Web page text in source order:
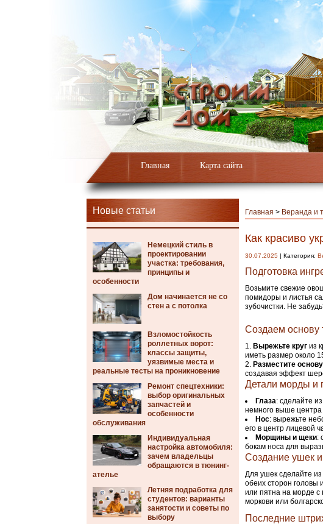
Главная Карта сайта
Новые статьи
Немецкий стиль в
проектировании
участка: требования,
принципы и
особенности
Дом начинается не со
стен а с потолка
Взломостойкость
роллетных ворот:
классы защиты,
уязвимые места и
реальные тесты на проникновение
Ремонт спецтехники:
выбор оригинальных
запчастей и
особенности
обслуживания
Индивидуальная
настройка автомобиля:
зачем владельцы
обращаются в тюнинг-
ателье
Летняя подработка для
студентов: варианты
занятости и советы по
выбору
Главная > Веранда и
Как красиво
30.07.2025 | Категория:
Подготовка
Возьмите свежие
помидоры и листья
зубочистки. Не
Создаем основу
Вырежьте круг из
иметь размер около
Разместите основу
создавая эффект
Детали морды и
Глаза: сделайте
немного выше
Нос: вырежьте
его в центр лицевой
Морщины и щеки:
бокам носа для
Создание ушек и
Для ушек сделайте из
обеих сторон головы
или пятна на морде с
моркови или
Последние